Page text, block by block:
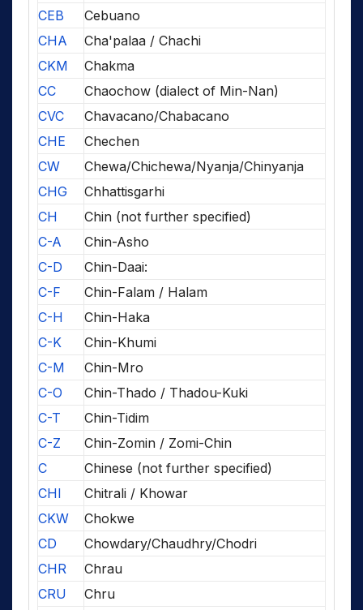
CEB
Cebuano
CHA
Cha'palaa / Chachi
CKM
Chakma
CC
Chaochow (dialect of Min-Nan)
CVC
Chavacano/Chabacano
CHE
Chechen
CW
Chewa/Chichewa/Nyanja/Chinyanja
CHG
Chhattisgarhi
CH
Chin (not further specified)
C-A
Chin-Asho
C-D
Chin-Daai:
C-F
Chin-Falam / Halam
C-H
Chin-Haka
C-K
Chin-Khumi
C-M
Chin-Mro
C-O
Chin-Thado / Thadou-Kuki
C-T
Chin-Tidim
C-Z
Chin-Zomin / Zomi-Chin
C
Chinese (not further specified)
CHI
Chitrali / Khowar
CKW
Chokwe
CD
Chowdary/Chaudhry/Chodri
CHR
Chrau
CRU
Chru